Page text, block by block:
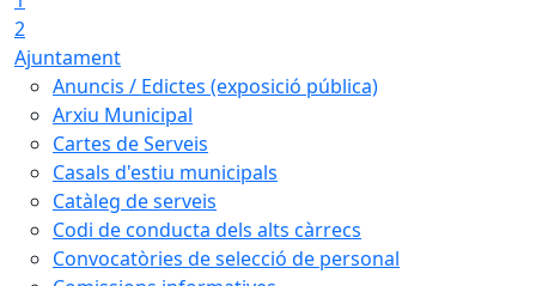
2
Ajuntament
Anuncis / Edictes (exposició pública)
Arxiu Municipal
Cartes de Serveis
Casals d'estiu municipals
Catàleg de serveis
Codi de conducta dels alts càrrecs
Convocatòries de selecció de personal